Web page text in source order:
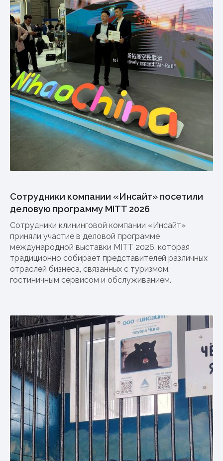
Сотрудники компании «Инсайт» посетили
деловую программу MITT 2026
Сотрудники клининговой компании «Инсайт»
приняли участие в деловой программе
международной выставки MITT 2026, которая
традиционно собирает представителей различных
отраслей бизнеса, связанных с туризмом,
гостиничным сервисом и обслуживанием.